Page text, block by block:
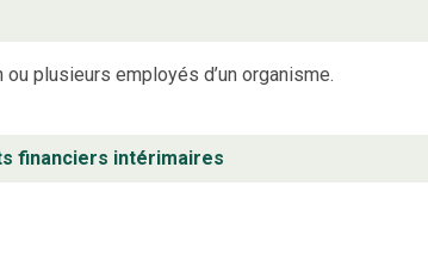
plusieurs employés d’un organisme.
financiers intérimaires